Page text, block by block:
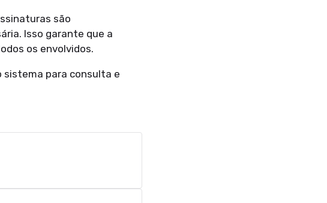
são
Isso garante que a
os envolvidos.
sistema para consulta e